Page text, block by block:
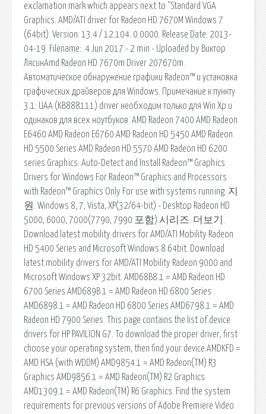
exclamation mark which appears next to “Standard VGA
Graphics. AMD/ATI driver for Radeon HD 7670M Windows 7
(64bit). Version: 13.4 / 12.104. 0.0000. Release Date: 2013-
04-19. Filename:. 4 Jun 2017 - 2 min - Uploaded by Виктор
ЛясинAmd Radeon HD 7670m Driver 207670m.
Автоматическое обнаружение графики Radeon™ и установка
графических драйверов для Windows. Примечание к пункту
3.1: UAA (KB888111) driver необходим только для Win Xp и
одинаков для всех ноутбуков. AMD Radeon 7400 AMD Radeon
E6460 AMD Radeon E6760 AMD Radeon HD 5450 AMD Radeon
HD 5500 Series AMD Radeon HD 5570 AMD Radeon HD 6200
series Graphics. Auto-Detect and Install Radeon™ Graphics
Drivers for Windows For Radeon™ Graphics and Processors
with Radeon™ Graphics Only For use with systems running. 지
원: Windows 8, 7, Vista, XP(32/64-bit) - Desktop Radeon HD
5000, 6000, 7000(7790, 7990 포함) 시리즈. 더보기.
Download latest mobility drivers for AMD/ATI Mobility Radeon
HD 5400 Series and Microsoft Windows 8 64bit. Download
latest mobility drivers for AMD/ATI Mobility Radeon 9000 and
Microsoft Windows XP 32bit. AMD68B8.1 = AMD Radeon HD
6700 Series AMD689B.1 = AMD Radeon HD 6800 Series
AMD6898.1 = AMD Radeon HD 6800 Series AMD6798.1 = AMD
Radeon HD 7900 Series. This page contains the list of device
drivers for HP PAVILION G7. To download the proper driver, first
choose your operating system, then find your device AMDKFD =
AMD HSA (with WDDM) AMD9854.1 = AMD Radeon(TM) R3
Graphics AMD9856.1 = AMD Radeon(TM) R2 Graphics
AMD1309.1 = AMD Radeon(TM) R6 Graphics. Find the system
requirements for previous versions of Adobe Premiere Video